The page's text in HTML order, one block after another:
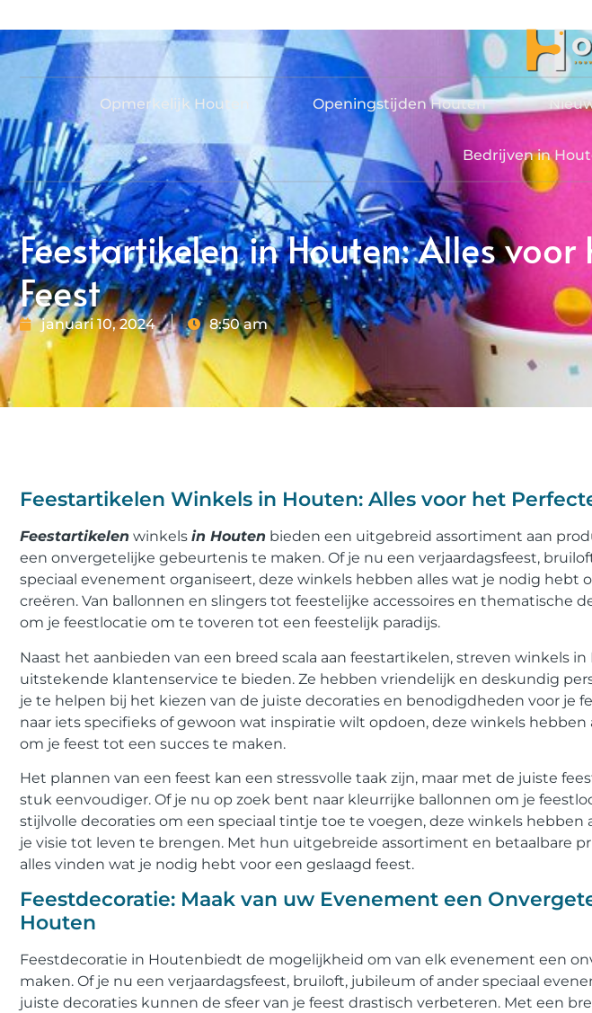
Opmerkelijk Houten Openingstijden Houten
Bedrijven in
Feestartikelen in Houten: Alles voor
Feest
januari 10, 2024 8:50 am
Feestartikelen Winkels in Houten: Alles voor het
Feestartikelen winkels in Houten bieden een uitgebreid assortiment aan
een onvergetelijke gebeurtenis te maken. Of je nu een verjaardagsfeest,
speciaal evenement organiseert, deze winkels hebben alles wat je nodig hebt
creëren. Van ballonnen en slingers tot feestelijke accessoires en thematische
om je feestlocatie om te toveren tot een feestelijk paradijs.
Naast het aanbieden van een breed scala aan feestartikelen, streven winkels
uitstekende klantenservice te bieden. Ze hebben vriendelijk en deskundig
je te helpen bij het kiezen van de juiste decoraties en benodigdheden voor je
naar iets specifieks of gewoon wat inspiratie wilt opdoen, deze winkels
om je feest tot een succes te maken.
Het plannen van een feest kan een stressvolle taak zijn, maar met de juiste
stuk eenvoudiger. Of je nu op zoek bent naar kleurrijke ballonnen om je
stijlvolle decoraties om een ​​speciaal tintje toe te voegen, deze winkels hebben
je visie tot leven te brengen. Met hun uitgebreide assortiment en betaalbare
alles vinden wat je nodig hebt voor een geslaagd feest.
Feestdecoratie: Maak van uw Evenement een
Houten
Feestdecoratie in Houtenbiedt de mogelijkheid om van elk evenement een
maken. Of je nu een verjaardagsfeest, bruiloft, jubileum of ander speciaal
juiste decoraties kunnen de sfeer van je feest drastisch verbeteren. Met een